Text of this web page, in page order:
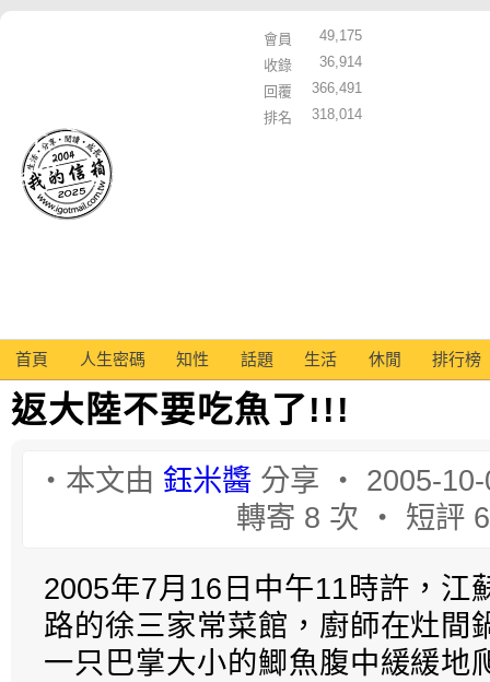
會員
49,175
收錄
36,914
回覆
366,491
排名
318,014
首頁 人生密碼 知性 話題 生活 休閒 排行榜
返大陸不要吃魚了!!!
‧本文由 鈺米醬 分享 ‧ 2005-
轉寄 8 次 ‧ 短評
2005年7月16日中午11時許，江
路的徐三家常菜館，廚師在灶間
一只巴掌大小的鯽魚腹中緩緩地